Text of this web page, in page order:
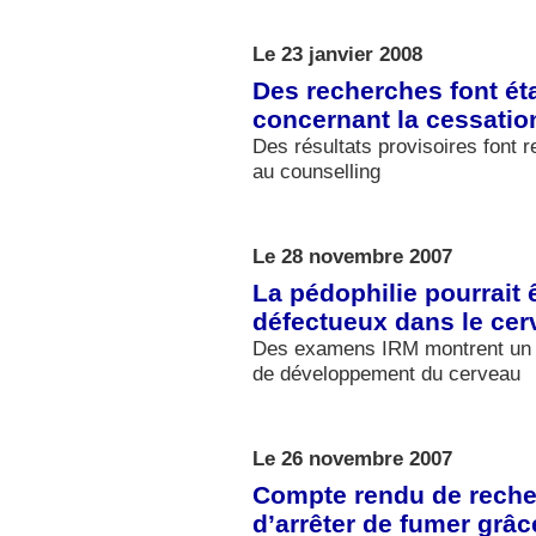
Le 23 janvier 2008
Des recherches font
concernant la
Des résultats provisoires font
au counselling
Le 28 novembre 2007
La pédophilie pourrait
défectueux dans le
Des examens IRM montrent
de développement du cerveau
Le 26 novembre 2007
Compte rendu de
d’arrêter de fumer